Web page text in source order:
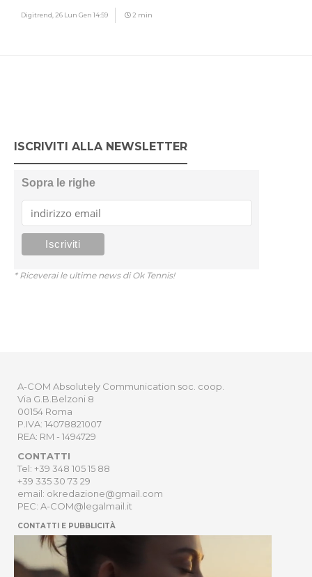
Digitrend, 26 Lun Gen 14:59 2 min
ISCRIVITI ALLA NEWSLETTER
Sopra le righe
* Riceverai le ultime news di Ok Tennis!
A-COM Absolutely Communication soc. coop.
Via G.B.Belzoni 8
00154 Roma
P.IVA: 14078821007
REA: RM - 1494729
CONTATTI
Tel: +39 348 105 15 88
+39 335 30 73 29
email: okredazione@gmail.com
PEC: A-COM@legalmail.it
CONTATTI E PUBBLICITÀ
HOME
NEWSLETTER
ORDER